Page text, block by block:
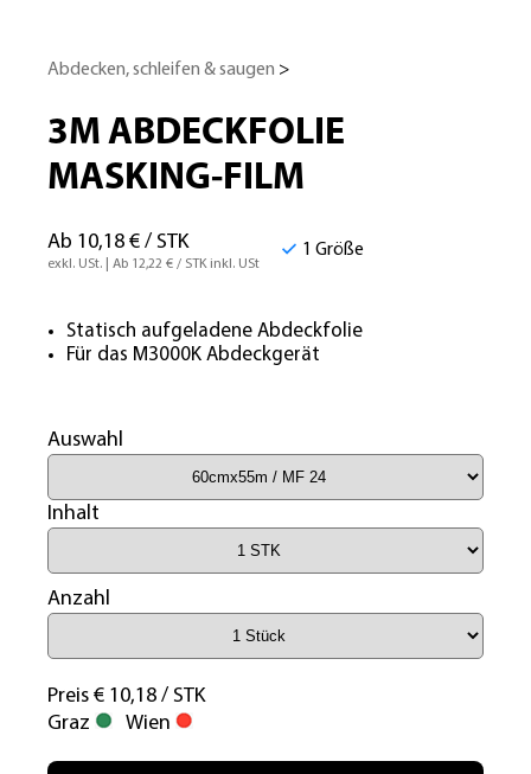
Abdecken, schleifen & saugen >
3M ABDECKFOLIE
MASKING-FILM
Ab 10,18 € / STK
exkl. USt. | Ab 12,22 € / STK inkl. USt
1 Größe
Statisch aufgeladene Abdeckfolie
Für das M3000K Abdeckgerät
Auswahl
Inhalt
Anzahl
Preis € 10,18 / STK
Graz
Wien